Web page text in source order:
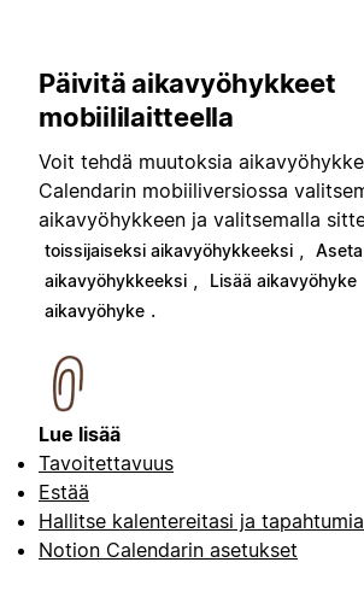
Päivitä aikavyöhykkeet
mobiililaitteella
Voit tehdä muutoksia
Calendarin mobiiliversiossa
aikavyöhykkeen ja valitsemalla
toissijaiseksi aikavyöhykkeeksi
aikavyöhykkeeksi
Lisää aikavyöhyke
aikavyöhyke .
Lue lisää
Tavoitettavuus
Estää
Hallitse kalentereitasi ja
Notion Calendarin asetukset